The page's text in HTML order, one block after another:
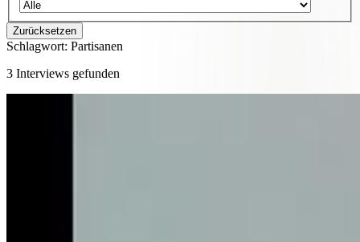
Zurücksetzen
Schlagwort: Partisanen
3 Interviews gefunden